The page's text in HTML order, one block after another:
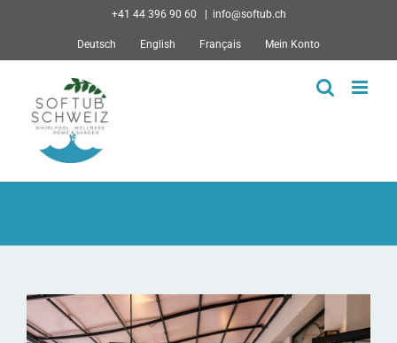
+41 44 396 90 60 info@softub.ch
Deutsch English Français Mein Konto